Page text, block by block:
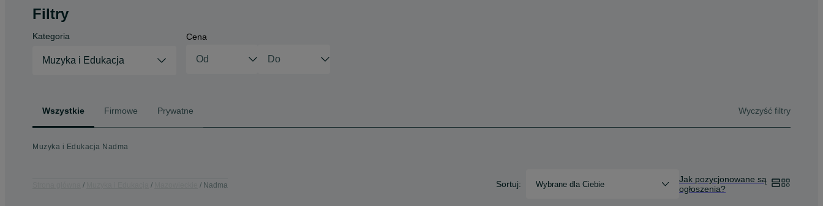
Filtry
Kategoria
Muzyka i Edukacja
Cena
Wszystkie Firmowe Prywatne Wyczyść filtry
Muzyka i Edukacja Nadma
Nadma Sortuj: Wybrane dla Ciebie
Jak pozycjonowane są
ogłoszenia?